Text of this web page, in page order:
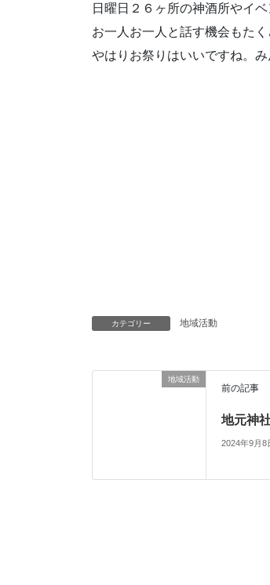
日曜日２６ヶ所の神酒所やイベ
お一人お一人と話す機会もた
やはりお祭りはいいですね。み
カテゴリー 地域活動
地域活動
前の記事
地元神
2024年9月8